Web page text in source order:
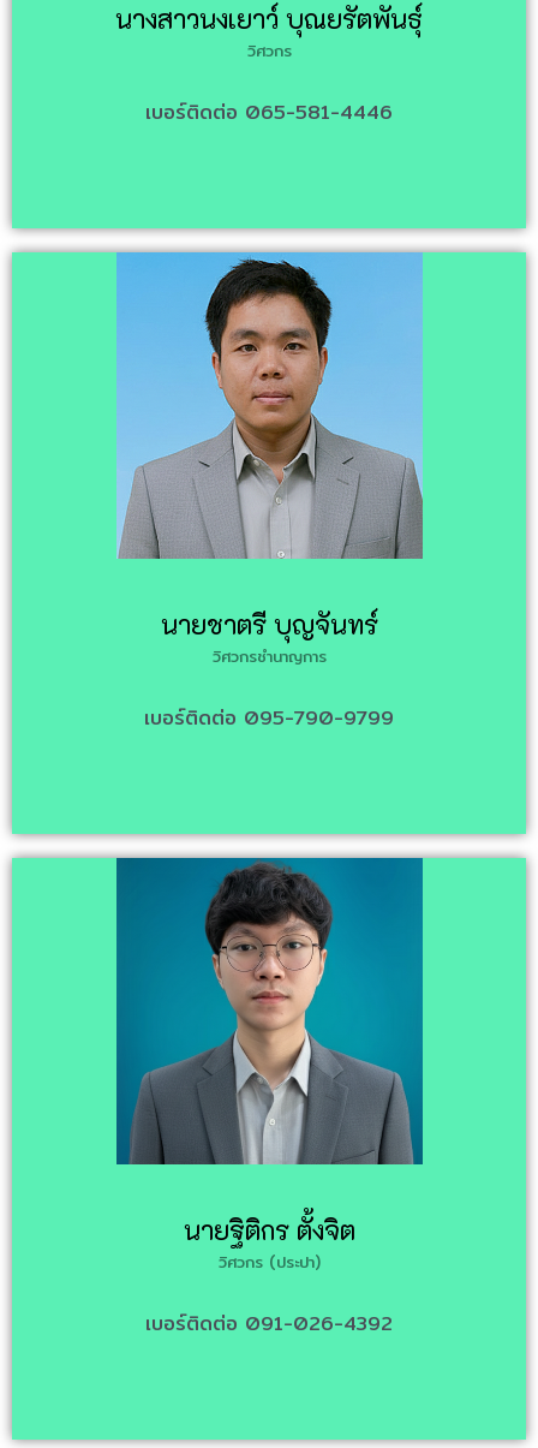
นางสาวนงเยาว์ บุณยรัตพันธุ์
วิศวกร
เบอร์ติดต่อ 065-581-4446
นายชาตรี บุญจันทร์
วิศวกรชำนาญการ
เบอร์ติดต่อ 095-790-9799
นายฐิติกร ตั้งจิต
วิศวกร (ประปา)
เบอร์ติดต่อ 091-026-4392